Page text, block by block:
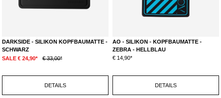
DARKSIDE - SILIKON KOPFBAUMATTE -
SCHWARZ
SALE € 24,90*
€ 33,00*
DETAILS
AO - SILIKON - KOPFBAUMATTE -
ZEBRA - HELLBLAU
€ 14,90*
DETAILS